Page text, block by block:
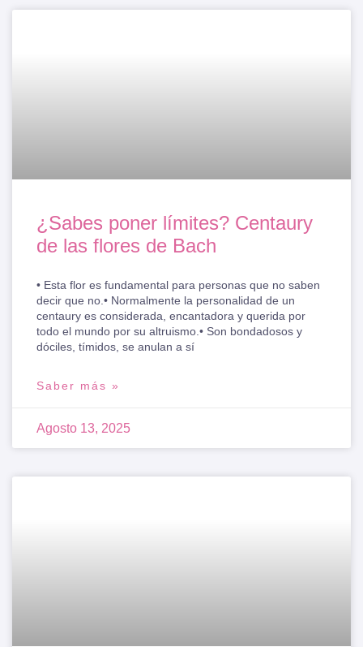
¿Sabes poner límites? Centaury
de las flores de Bach
• Esta flor es fundamental para personas que no saben
decir que no.• Normalmente la personalidad de un
centaury es considerada, encantadora y querida por
todo el mundo por su altruismo.• Son bondadosos y
dóciles, tímidos, se anulan a sí
Saber más »
Agosto 13, 2025